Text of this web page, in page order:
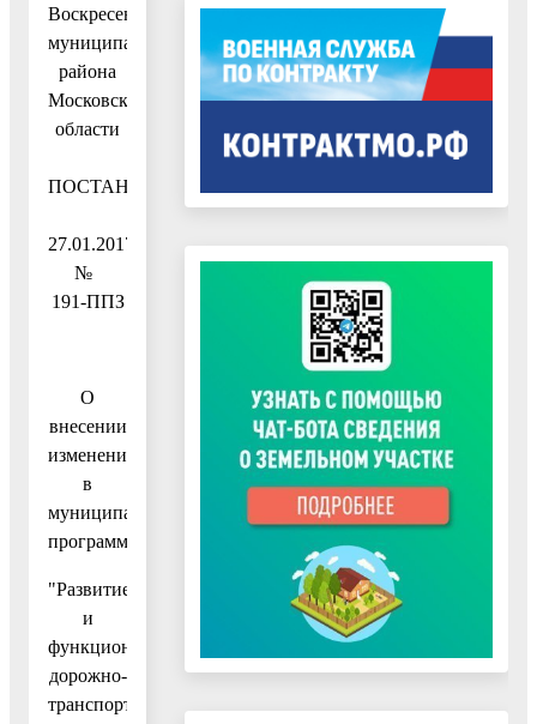
Воскресенского
муниципального
района
Московской
области
ПОСТАНОВЛЕНИЕ
27.01.2017
№
191-ППЗ
О
внесении
изменений
в
муниципальную
программу
"Развитие
и
функционирование
дорожно-
транспортного